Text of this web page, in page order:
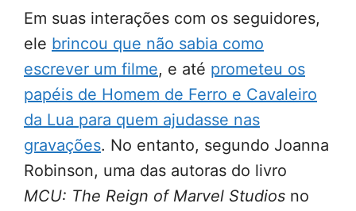
Em suas interações com os seguidores,
ele brincou que não sabia como
escrever um filme, e até prometeu os
papéis de Homem de Ferro e Cavaleiro
da Lua para quem ajudasse nas
gravações. No entanto, segundo Joanna
Robinson, uma das autoras do livro
MCU: The Reign of Marvel Studios no